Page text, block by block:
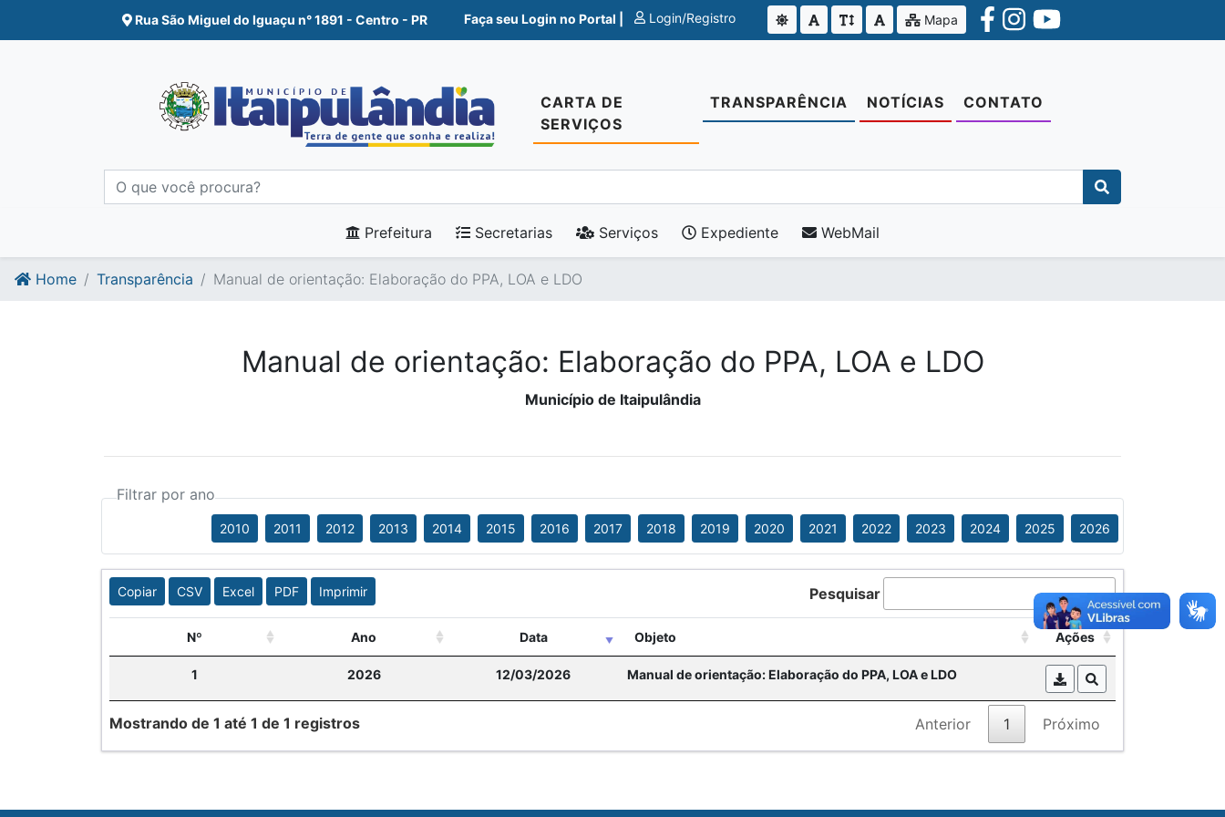
Ir para o conte�do
Ir para o fim do conte�do
Rua São Miguel do Iguaçu n° 1891 - Centro - PR Faça seu Login no Portal | Login/Registro Mapa
CARTA DE
SERVIÇOS
TRANSPARÊNCIA NOTÍCIAS CONTATO
Prefeitura Secretarias Serviços Expediente WebMail
Home Transparência Manual de orientação: Elaboração do PPA, LOA e LDO
Manual de orientação: Elaboração do PPA, LOA e LDO
Município de Itaipulândia
Filtrar por ano
2010 2011 2012 2013 2014 2015 2016 2017 2018 2019 2020 2021 2022 2023 2024 2025 2026
Copiar CSV Excel PDF Imprimir Pesquisar
Nº Ano Data Objeto Ações
1 2026 12/03/2026 Manual de orientação: Elaboração do PPA, LOA e LDO
Mostrando de 1 até 1 de 1 registros Anterior 1 Próximo